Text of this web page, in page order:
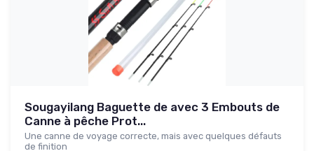
Sougayilang Baguette de avec 3 Embouts de
Canne à pêche Prot...
Une canne de voyage correcte, mais avec quelques défauts
de finition